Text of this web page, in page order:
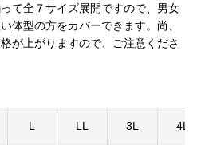
て全７サイズ展開ですので、男女
体型の方をカバーできます。尚、
が上がりますので、ご注意くださ
L LL 3L 4L